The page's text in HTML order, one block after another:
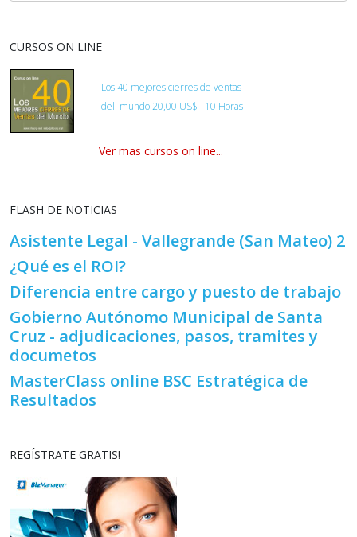
CURSOS ON LINE
Los 40 mejores cierres de ventas
del mundo20,00 US$ 10 Horas
Ver mas cursos on line...
FLASH DE NOTICIAS
Asistente Legal - Vallegrande (San Mateo) 2
¿Qué es el ROI?
Diferencia entre cargo y puesto de trabajo
Gobierno Autónomo Municipal de Santa
Cruz - adjudicaciones, pasos, tramites y
documetos
MasterClass online BSC Estratégica de
Resultados
REGÍSTRATE GRATIS!